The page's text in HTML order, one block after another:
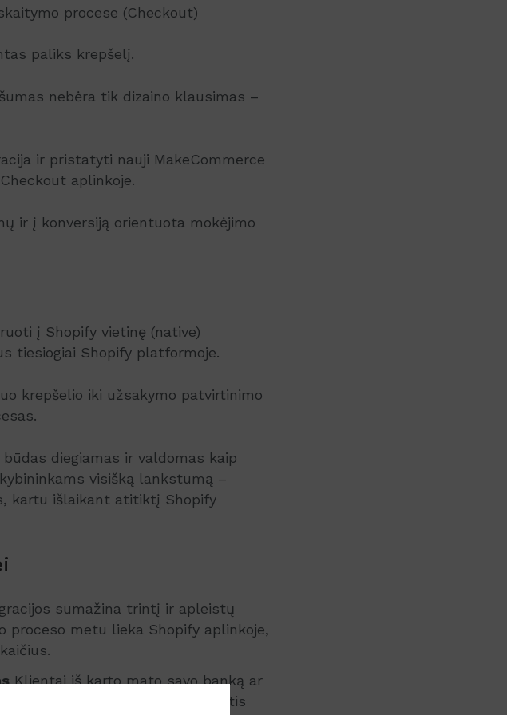
procese (Checkout)
paliks krepšelį.
nebėra tik dizaino klausimas –
ir pristatyti nauji MakeCommerce
aplinkoje.
ir į konversiją orientuota mokėjimo
į Shopify vietinę (native)
tiesiogiai Shopify platformoje.
krepšelio iki užsakymo patvirtinimo
diegiamas ir valdomas kaip
visišką lankstumą –
kartu išlaikant atitiktį Shopify
sumažina trintį ir apleistų
proceso metu lieka Shopify aplinkoje,
Klientai iš karto mato savo banką ar
nukreipimų ir neaiškumų. Patirtis